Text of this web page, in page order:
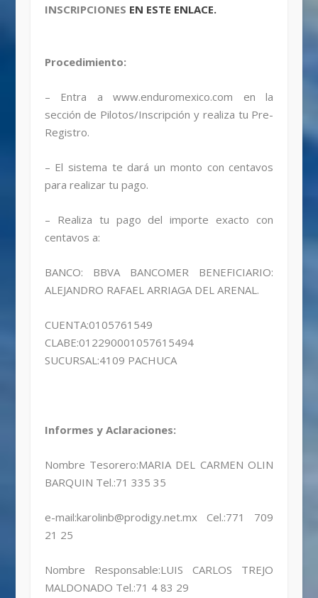
INSCRIPCIONES EN ESTE ENLACE.
Procedimiento:
– Entra a www.enduromexico.com en la
sección de Pilotos/Inscripción y realiza tu Pre-
Registro.
– El sistema te dará un monto con centavos
para realizar tu pago.
– Realiza tu pago del importe exacto con
centavos a:
BANCO: BBVA BANCOMER BENEFICIARIO:
ALEJANDRO RAFAEL ARRIAGA DEL ARENAL.
CUENTA:0105761549
CLABE:012290001057615494
SUCURSAL:4109 PACHUCA
Informes y Aclaraciones:
Nombre Tesorero:MARIA DEL CARMEN OLIN
BARQUIN Tel.:71 335 35
e-mail:karolinb@prodigy.net.mx Cel.:771 709
21 25
Nombre Responsable:LUIS CARLOS TREJO
MALDONADO Tel.:71 4 83 29